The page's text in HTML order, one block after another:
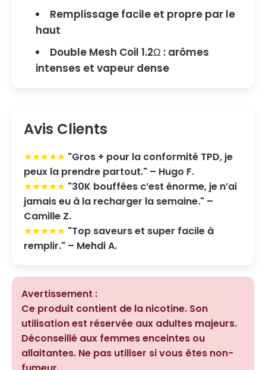
Remplissage facile et propre par le
haut
Double Mesh Coil 1.2Ω : arômes
intenses et vapeur dense
Avis Clients
★★★★★ "Gros + pour la conformité TPD, je
peux la prendre partout." – Hugo F.
★★★★★ "30K bouffées c’est énorme, je n’ai
jamais eu à la recharger la semaine." –
Camille Z.
★★★★★ "Top saveurs et super facile à
remplir." – Mehdi A.
Avertissement :
Ce produit contient de la nicotine. Son
utilisation est réservée aux adultes majeurs.
Déconseillé aux femmes enceintes ou
allaitantes. Ne pas utiliser si vous êtes non-